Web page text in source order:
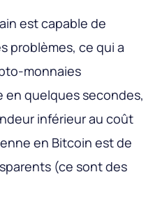
est capable de
problèmes, ce qui a
monnaies
quelques secondes,
inférieur au coût
en Bitcoin est de
(ce sont des